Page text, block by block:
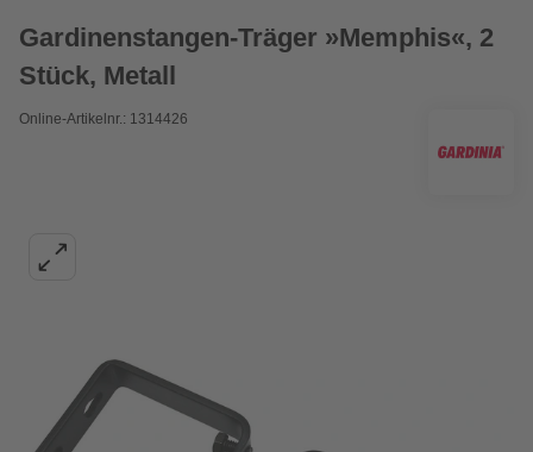
Gardinenstangen-Träger »Memphis«, 2
Stück, Metall
Online-Artikelnr.: 1314426